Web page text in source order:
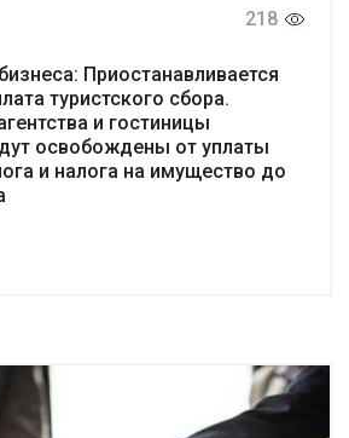
218
Приостанавливается
туристского сбора.
и гостиницы
освобождены от уплаты
и налога на имущество до